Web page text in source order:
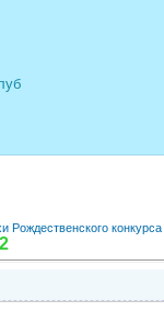
Рождественского